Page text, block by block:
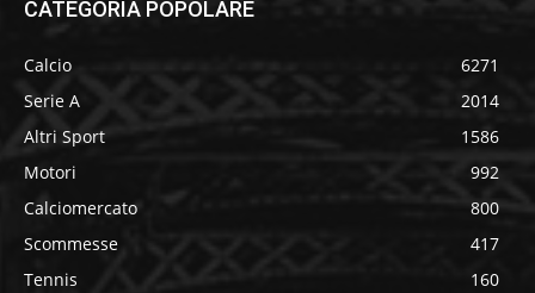
CATEGORIA POPOLARE
Calcio
6271
Serie A
2014
Altri Sport
1586
Motori
992
Calciomercato
800
Scommesse
417
Tennis
160